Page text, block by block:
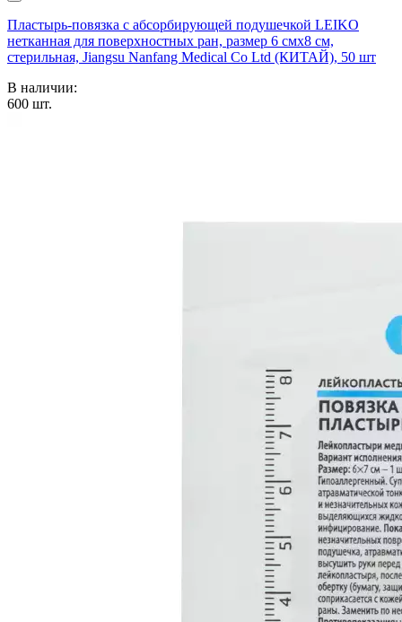
Пластырь-повязка с абсорбирующей подушечкой LEIKO
нетканная для поверхностных ран, размер 6 смх8 см,
стерильная, Jiangsu Nanfang Medical Co Ltd (КИТАЙ), 50 шт
В наличии:
600 шт.